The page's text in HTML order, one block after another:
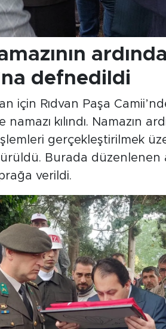
defnedildi
için Rıdvan Paşa
kılındı. Namazın
gerçekleştirilmek
Burada
verildi.